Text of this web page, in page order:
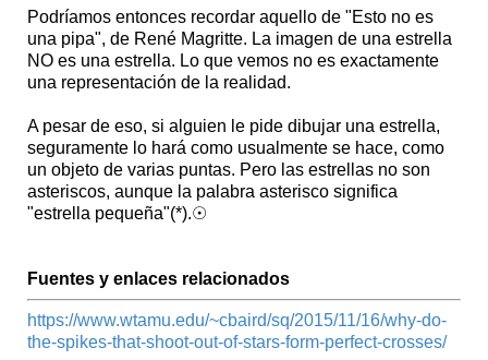
Podríamos entonces recordar aquello de "Esto no es
una pipa", de René Magritte. La imagen de una estrella
NO es una estrella. Lo que vemos no es exactamente
una representación de la realidad.
A pesar de eso, si alguien le pide dibujar una estrella,
seguramente lo hará como usualmente se hace, como
un objeto de varias puntas. Pero las estrellas no son
asteriscos, aunque la palabra asterisco significa
"estrella pequeña"(*).☉
Fuentes y enlaces relacionados
https://www.wtamu.edu/~cbaird/sq/2015/11/16/why-do-
the-spikes-that-shoot-out-of-stars-form-perfect-crosses/